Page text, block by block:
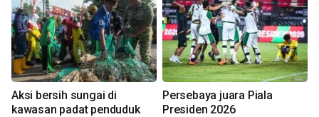
Aksi bersih sungai di
kawasan padat penduduk
Persebaya juara Piala
Presiden 2026